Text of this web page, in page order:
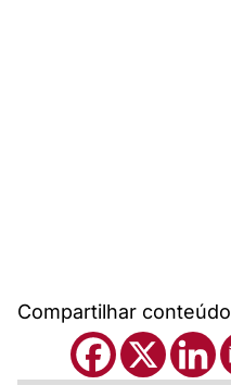
Compartilhar conteúdo